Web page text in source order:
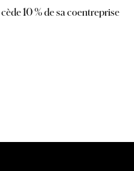
10 % de sa coentreprise